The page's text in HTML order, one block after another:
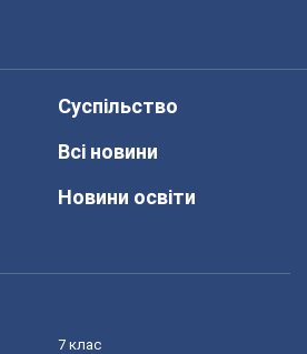
Суспільство
Всі новини
Новини освіти
7 клас